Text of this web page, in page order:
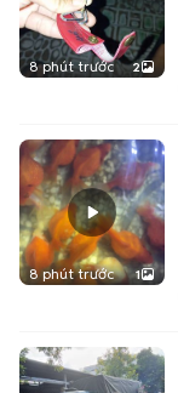
8 phút trước 2
8 phút trước 1